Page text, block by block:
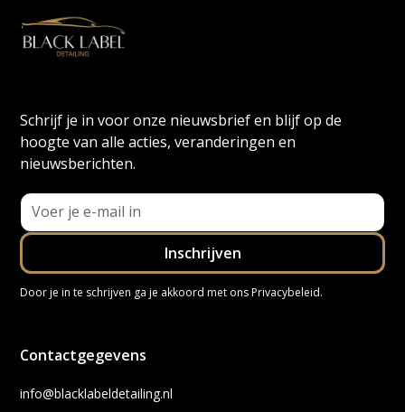
Schrijf je in voor onze nieuwsbrief en blijf op de
hoogte van alle acties, veranderingen en
nieuwsberichten.
Door je in te schrijven ga je akkoord met onsPrivacybeleid.
Contactgegevens
info@blacklabeldetailing.nl